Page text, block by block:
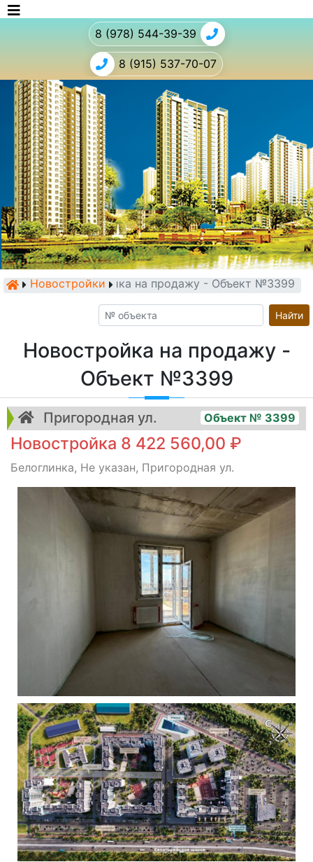
8 (978) 544-39-39
8 (915) 537-70-07
Новостройки
Новостройка на продажу - Объект №3399
Найти
Новостройка на продажу -
Объект №3399
Пригородная ул. Объект № 3399
Новостройка 8 422 560,00 ₽
Белоглинка, Не указан, Пригородная ул.